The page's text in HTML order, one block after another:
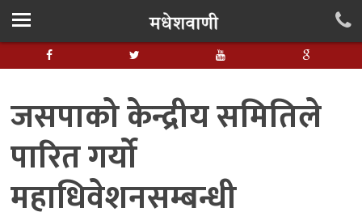
जसपाको केन्द्रीय समितिले
पारित गर्यो
महाधिवेशनसम्बन्धी